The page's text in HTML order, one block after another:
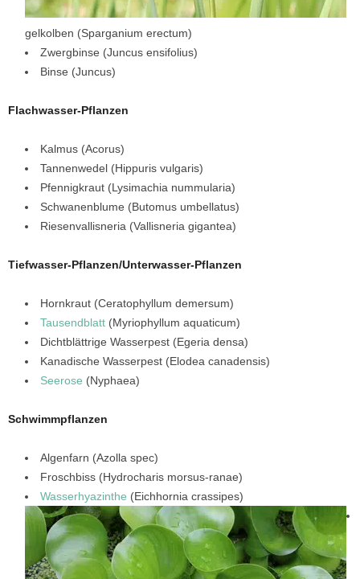
gelkolben (Sparganium erectum)
Zwergbinse (Juncus ensifolius)
Binse (Juncus)
Flachwasser-Pflanzen
Kalmus (Acorus)
Tannenwedel (Hippuris vulgaris)
Pfennigkraut (Lysimachia nummularia)
Schwanenblume (Butomus umbellatus)
Riesenvallisneria (Vallisneria gigantea)
Tiefwasser-Pflanzen/Unterwasser-Pflanzen
Hornkraut (Ceratophyllum demersum)
Tausendblatt (Myriophyllum aquaticum)
Dichtblättrige Wasserpest (Egeria densa)
Kanadische Wasserpest (Elodea canadensis)
Seerose (Nyphaea)
Schwimmpflanzen
Algenfarn (Azolla spec)
Froschbiss (Hydrocharis morsus-ranae)
Wasserhyazinthe (Eichhornia crassipes)